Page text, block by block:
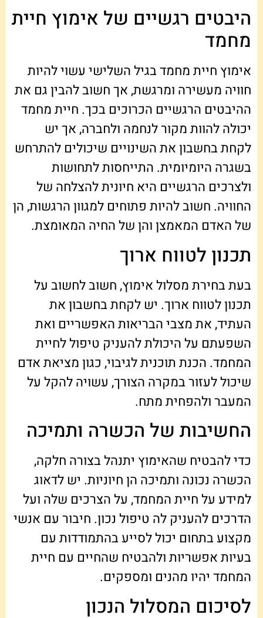
היבטים רגשיים של אימוץ חיית
מחמד
אימוץ חיית מחמד בגיל השלישי עשוי להיות
חוויה מעשירה ומרגשת, אך חשוב להבין גם את
ההיבטים הרגשיים הכרוכים בכך. חיית מחמד
יכולה להוות מקור לנחמה ולחברה, אך יש
לקחת בחשבון את השינויים שיכולים להתרחש
בשגרה היומיומית. התייחסות לתחושות
ולצרכים הרגשיים היא חיונית להצלחה של
החוויה. חשוב להיות פתוחים למגוון הרגשות, הן
של האדם המאמצן והן של החיה המאומצת.
תכנון לטווח ארוך
בעת בחירת מסלול אימוץ, חשוב לחשוב על
תכנון לטווח ארוך. יש לקחת בחשבון את
העתיד, את מצבי הבריאות האפשריים ואת
השפעתם על היכולת להעניק טיפול לחיית
המחמד. הכנת תוכנית לגיבוי, כגון מציאת אדם
שיכול לעזור במקרה הצורך, עשויה להקל על
המעבר ולהפחית מתח.
החשיבות של הכשרה ותמיכה
כדי להבטיח שהאימוץ יתנהל בצורה חלקה,
הכשרה נכונה ותמיכה הן חיוניות. יש לדאוג
למידע על חיית המחמד, על הצרכים שלה ועל
הדרכים להעניק לה טיפול נכון. חיבור עם אנשי
מקצוע בתחום יכול לסייע בהתמודדות עם
בעיות אפשריות ולהבטיח שהחיים עם חיית
המחמד יהיו מהנים ומספקים.
לסיכום המסלול הנכון